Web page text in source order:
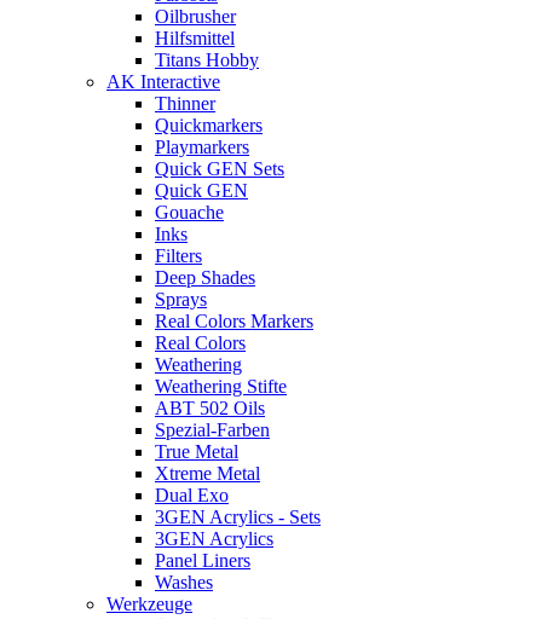
Oilbrusher
Hilfsmittel
Titans Hobby
AK Interactive
Thinner
Quickmarkers
Playmarkers
Quick GEN Sets
Quick GEN
Gouache
Inks
Filters
Deep Shades
Sprays
Real Colors Markers
Real Colors
Weathering
Weathering Stifte
ABT 502 Oils
Spezial-Farben
True Metal
Xtreme Metal
Dual Exo
3GEN Acrylics - Sets
3GEN Acrylics
Panel Liners
Washes
Werkzeuge